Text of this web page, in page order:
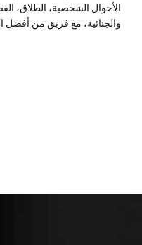
الأحوال الشخصية، الطلاق،
والجنائية، مع فريق من